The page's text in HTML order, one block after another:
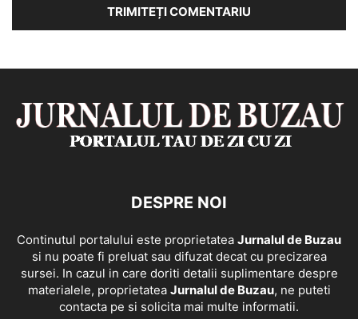
DESPRE NOI
Continutul portalului este proprietatea Jurnalul de Buzau
si nu poate fi preluat sau difuzat decat cu precizarea
sursei. In cazul in care doriti detalii suplimentare despre
materialele, proprietatea Jurnalul de Buzau, ne puteti
contacta pe si solicita mai multe informatii.